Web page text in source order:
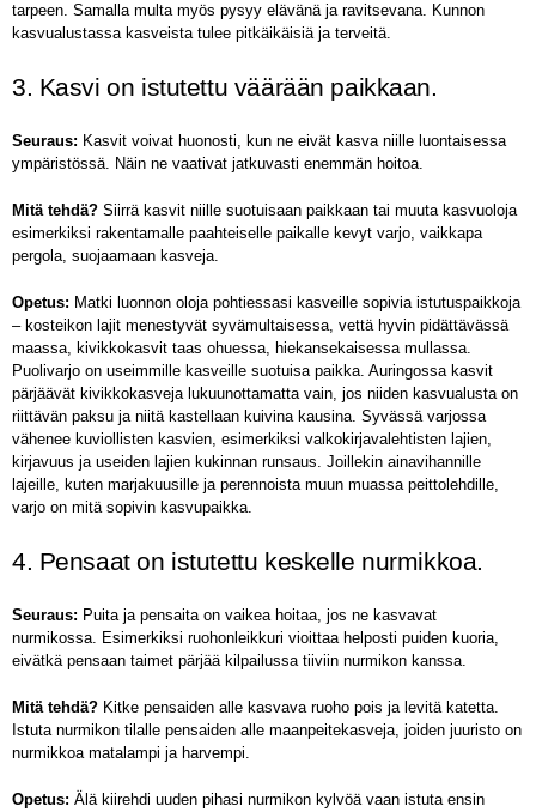
tarpeen. Samalla multa myös pysyy elävänä ja ravitsevana. Kunnon
kasvualustassa kasveista tulee pitkäikäisiä ja terveitä.
3. Kasvi on istutettu väärään paikkaan.
Seuraus: Kasvit voivat huonosti, kun ne eivät kasva niille luontaisessa
ympäristössä. Näin ne vaativat jatkuvasti enemmän hoitoa.
Mitä tehdä? Siirrä kasvit niille suotuisaan paikkaan tai muuta kasvuoloja
esimerkiksi rakentamalle paahteiselle paikalle kevyt varjo, vaikkapa
pergola, suojaamaan kasveja.
Opetus: Matki luonnon oloja pohtiessasi kasveille sopivia istutuspaikkoja
– kosteikon lajit menestyvät syvämultaisessa, vettä hyvin pidättävässä
maassa, kivikkokasvit taas ohuessa, hiekansekaisessa mullassa.
Puolivarjo on useimmille kasveille suotuisa paikka. Auringossa kasvit
pärjäävät kivikkokasveja lukuunottamatta vain, jos niiden kasvualusta on
riittävän paksu ja niitä kastellaan kuivina kausina. Syvässä varjossa
vähenee kuviollisten kasvien, esimerkiksi valkokirjavalehtisten lajien,
kirjavuus ja useiden lajien kukinnan runsaus. Joillekin ainavihannille
lajeille, kuten marjakuusille ja perennoista muun muassa peittolehdille,
varjo on mitä sopivin kasvupaikka.
4. Pensaat on istutettu keskelle nurmikkoa.
Seuraus: Puita ja pensaita on vaikea hoitaa, jos ne kasvavat
nurmikossa. Esimerkiksi ruohonleikkuri vioittaa helposti puiden kuoria,
eivätkä pensaan taimet pärjää kilpailussa tiiviin nurmikon kanssa.
Mitä tehdä? Kitke pensaiden alle kasvava ruoho pois ja levitä katetta.
Istuta nurmikon tilalle pensaiden alle maanpeitekasveja, joiden juuristo on
nurmikkoa matalampi ja harvempi.
Opetus: Älä kiirehdi uuden pihasi nurmikon kylvöä vaan istuta ensin